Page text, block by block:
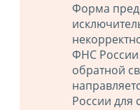
Форма
ФНС России
обратной
России для